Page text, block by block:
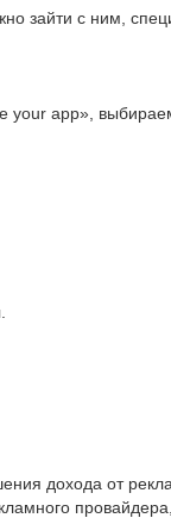
зайти с ним,
your app»,
дохода от